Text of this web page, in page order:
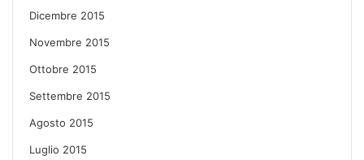
Dicembre 2015
Novembre 2015
Ottobre 2015
Settembre 2015
Agosto 2015
Luglio 2015